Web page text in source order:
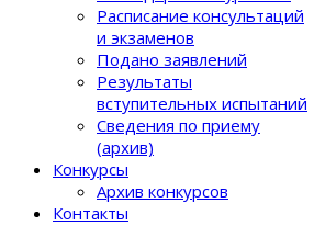
Расписание консультаций
и экзаменов
Подано заявлений
Результаты
вступительных испытаний
Сведения по приему
(архив)
Конкурсы
Архив конкурсов
Контакты